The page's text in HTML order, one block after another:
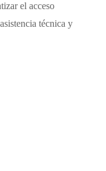
el acceso
técnica y